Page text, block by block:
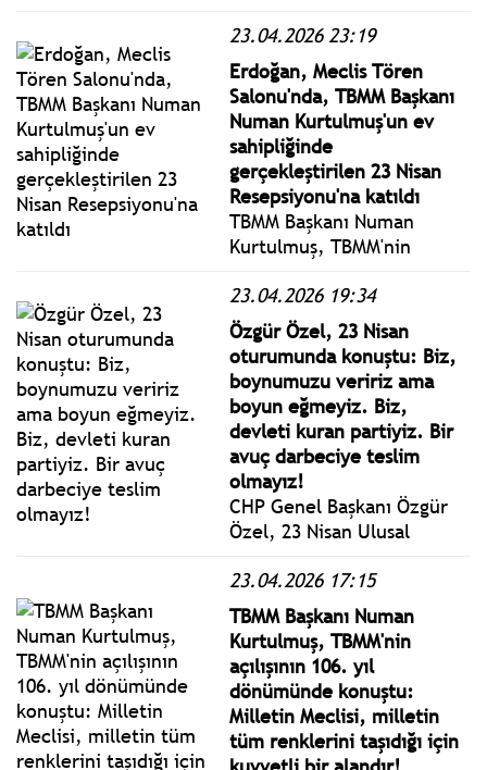
Bayramı dolayısıyla
TBMM’de düzenlenen
resepsiyona katıldı.
23.04.2026 23:19
Erdoğan, Meclis Tören
Salonu'nda, TBMM Başkanı
Numan Kurtulmuş'un ev
sahipliğinde
gerçekleştirilen 23 Nisan
Resepsiyonu'na katıldı
TBMM Başkanı Numan
Kurtulmuş, TBMM'nin
Nisan Ulusal Egemenlik ve
Çocuk Bayramı dolayısıyla
resepsiyon verdi.
23.04.2026 19:34
Özgür Özel, 23 Nisan
oturumunda konuştu: Biz,
boynumuzu veririz ama
boyun eğmeyiz. Biz,
devleti kuran partiyiz. Bir
avuç darbeciye teslim
olmayız!
CHP Genel Başkanı Özgür
Özel, 23 Nisan Ulusal
Bayramı ile TBMM’nin
kuruluşunun 106’ncı
yıldönümünde, TBMM
Genel Kurulu’nda
gerçekleştirilen Özel
Oturuma katıldı
23.04.2026 17:15
TBMM Başkanı Numan
Kurtulmuş, TBMM'nin
açılışının 106. yıl
dönümünde konuştu:
Milletin Meclisi, milletin
tüm renklerini taşıdığı için